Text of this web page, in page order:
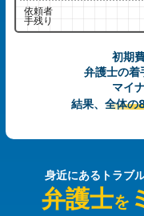
依頼者
手残り
初期
弁護士の着
マイ
結果、全体の
身近にあるトラブ
弁護士を